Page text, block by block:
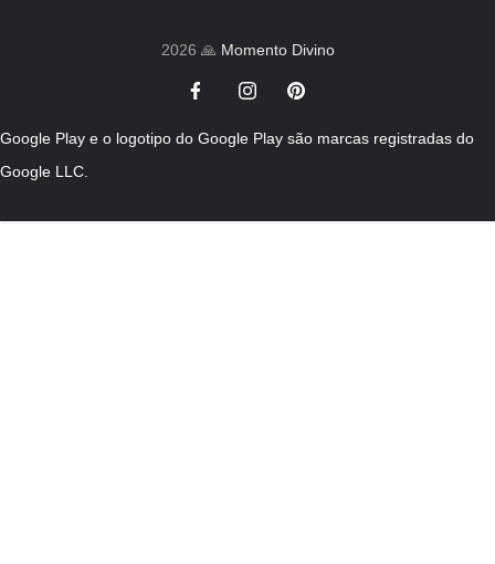
2026 🙏 Momento Divino
Google Play e o logotipo do Google Play são marcas registradas do
Google LLC.